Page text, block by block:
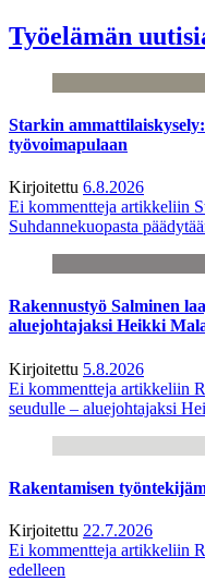
Työelämän
Starkin
työvoimapulaan
Kirjoitettu 6.8.2026
Ei kommentteja artikkeliin
Suhdannekuopasta
Rakennustyö Salminen
aluejohtajaksi Heikki
Kirjoitettu 5.8.2026
Ei kommentteja artikkeliin
seudulle – aluejohtajaksi
Rakentamisen
Kirjoitettu 22.7.2026
Ei kommentteja artikkeliin
edelleen